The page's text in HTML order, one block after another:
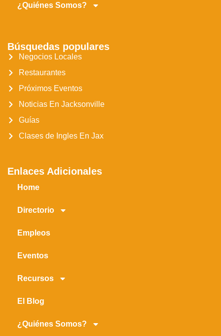
¿Quiénes Somos?
Búsquedas populares
Negocios Locales
Restaurantes
Próximos Eventos
Noticias En Jacksonville
Guías
Clases de Ingles En Jax
Enlaces Adicionales
Home
Directorio
Empleos
Eventos
Recursos
El Blog
¿Quiénes Somos?